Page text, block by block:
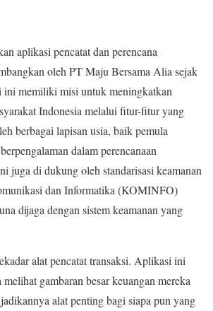
aplikasi pencatat dan perencana
oleh PT Maju Bersama Alia sejak
memiliki misi untuk meningkatkan
Indonesia melalui fitur-fitur yang
berbagai lapisan usia, baik pemula
dalam perencanaan
juga di dukung oleh standarisasi keamanan
dan Informatika (KOMINFO)
dijaga dengan sistem keamanan yang
alat pencatat transaksi. Aplikasi ini
gambaran besar keuangan mereka
alat penting bagi siapa pun yang